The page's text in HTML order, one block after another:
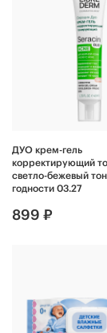
ДУО крем-гель
корректирующий
светло-бежевый
годности 03.27
899 ₽